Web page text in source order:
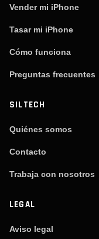
Vender mi iPhone
Tasar mi iPhone
Cómo funciona
Preguntas frecuentes
SILTECH
Quiénes somos
Contacto
Trabaja con nosotros
LEGAL
Aviso legal